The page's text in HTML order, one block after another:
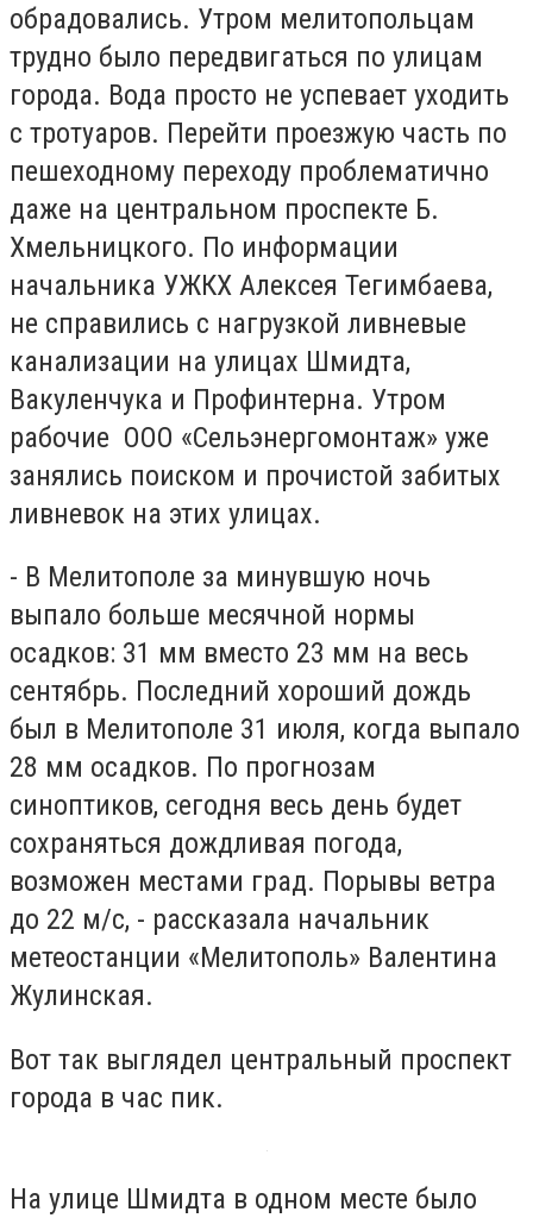
обрадовались. Утром мелитопольцам
трудно было передвигаться по улицам
города. Вода просто не успевает уходить
с тротуаров. Перейти проезжую часть по
пешеходному переходу проблематично
даже на центральном проспекте Б.
Хмельницкого. По информации
начальника УЖКХ Алексея Тегимбаева,
не справились с нагрузкой ливневые
канализации на улицах Шмидта,
Вакуленчука и Профинтерна. Утром
рабочие ООО «Сельэнергомонтаж» уже
занялись поиском и прочистой забитых
ливневок на этих улицах.
- В Мелитополе за минувшую ночь
выпало больше месячной нормы
осадков: 31 мм вместо 23 мм на весь
сентябрь. Последний хороший дождь
был в Мелитополе 31 июля, когда выпало
28 мм осадков. По прогнозам
синоптиков, сегодня весь день будет
сохраняться дождливая погода,
возможен местами град. Порывы ветра
до 22 м/с, - рассказала начальник
метеостанции «Мелитополь» Валентина
Жулинская.
Вот так выглядел центральный проспект
города в час пик.
На улице Шмидта в одном месте было